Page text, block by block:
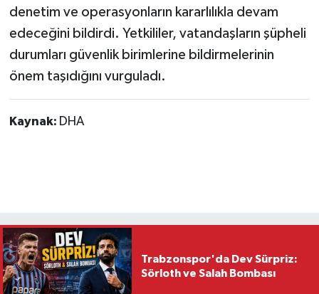
denetim ve operasyonların kararlılıkla devam
edeceğini bildirdi. Yetkililer, vatandaşların şüpheli
durumları güvenlik birimlerine bildirmelerinin
önem taşıdığını vurguladı.
Kaynak: DHA
Trabzonspor'da Dev Sürpriz:
Sörloth ve Salah Bombası